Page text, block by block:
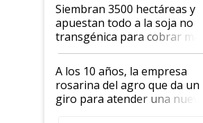
Siembran 3500 hectáreas y
apuestan todo a la soja no
transgénica para cobrar más
por tonelada: compraron un
semillero
A los 10 años, la empresa
rosarina del agro que da un
giro para atender una nueva